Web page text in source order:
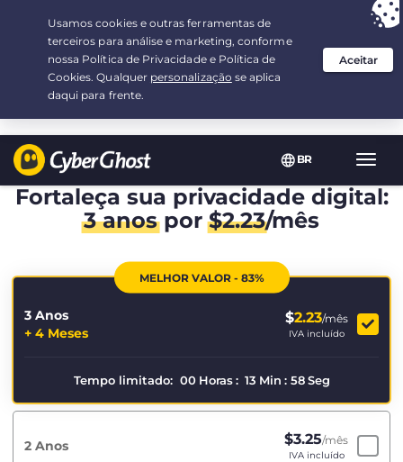
BR
Sua escolha:a melhor ofertapor 3.3333333333333-ano(s) a $
/mês
Fortaleça sua privacidade digital:
3 anospor$2.23/mês
MELHOR VALOR - 83%
3 Anos
+ 4 Meses
$2.23/mês
IVA incluído
Tempo limitado: 00 Horas : 13 Min : 58 Seg
2 Anos $3.25/mês
IVA incluído